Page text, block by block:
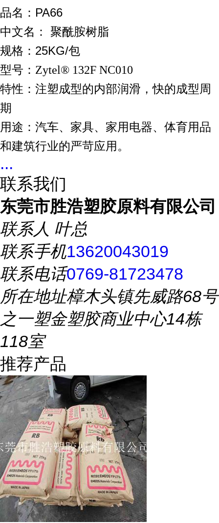
品名：PA66
中文名：
聚酰胺树脂
规格：25KG/包
型号： Zytel® 132F NC010
特性： 注塑成型的内部润滑，快的成型周
期
用途： 汽车、家具、家用电器、体育用品
和建筑行业的严苛应用。
...
联系我们
东莞市胜浩塑胶原料有限公司
联系人 叶总
联系手机13620043019
联系电话0769-81723478
所在地址樟木头镇先威路68号
之一塑金塑胶商业中心14栋
118室
推荐产品